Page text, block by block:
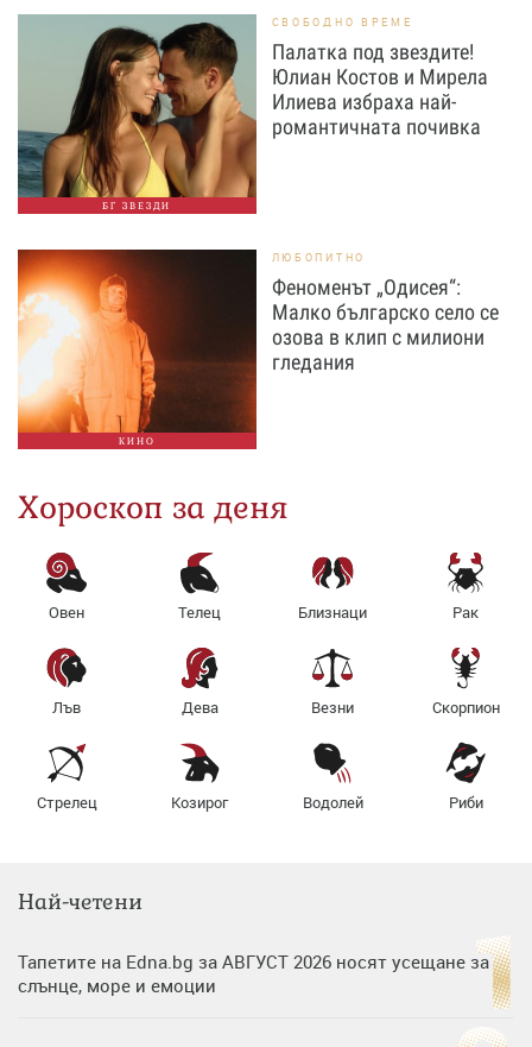
БГ ЗВЕЗДИ
СВОБОДНО ВРЕМЕ
Палатка под звездите!
Юлиан Костов и Мирела
Илиева избраха най-
романтичната почивка
КИНО
ЛЮБОПИТНО
Феноменът „Одисея“:
Малко българско село се
озова в клип с милиони
гледания
Хороскоп за деня
Овен Телец Близнаци Рак
Лъв Дева Везни Скорпион
Стрелец Козирог Водолей Риби
Най-четени
Тапетите на Edna.bg за АВГУСТ 2026 носят усещане за
слънце, море и емоции